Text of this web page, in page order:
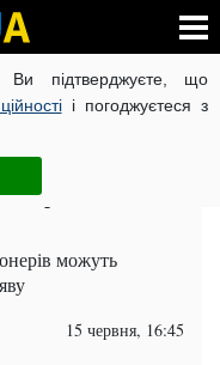
Ви підтверджуєте, що
і погоджуєтеся з
КОРОНАВІРУС В УКРАЇНІ
ЧИТАТЬ НА РУССКОМ
за що
можуть
15 червня, 16:45